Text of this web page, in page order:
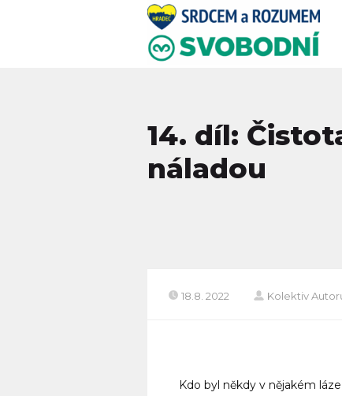
14. díl:
náladou
18.8. 2022 Kolektiv
Kdo byl někdy v nějakém